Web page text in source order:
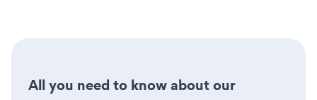
All you need to know about our